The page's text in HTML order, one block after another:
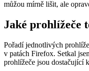
můžou mírně lišit, ale
Jaké prohlížeče
Pořadí jednotlivých
v patách Firefox. Setkal
prohlížeče jsou dostačující